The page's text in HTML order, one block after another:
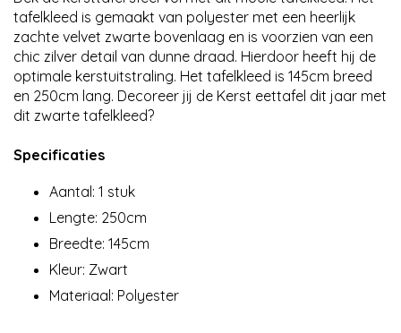
tafelkleed is gemaakt van polyester met een heerlijk
zachte velvet zwarte bovenlaag en is voorzien van een
chic zilver detail van dunne draad. Hierdoor heeft hij de
optimale kerstuitstraling. Het tafelkleed is 145cm breed
en 250cm lang. Decoreer jij de Kerst eettafel dit jaar met
dit zwarte tafelkleed?
Specificaties
Aantal: 1 stuk
Lengte: 250cm
Breedte: 145cm
Kleur: Zwart
Materiaal: Polyester